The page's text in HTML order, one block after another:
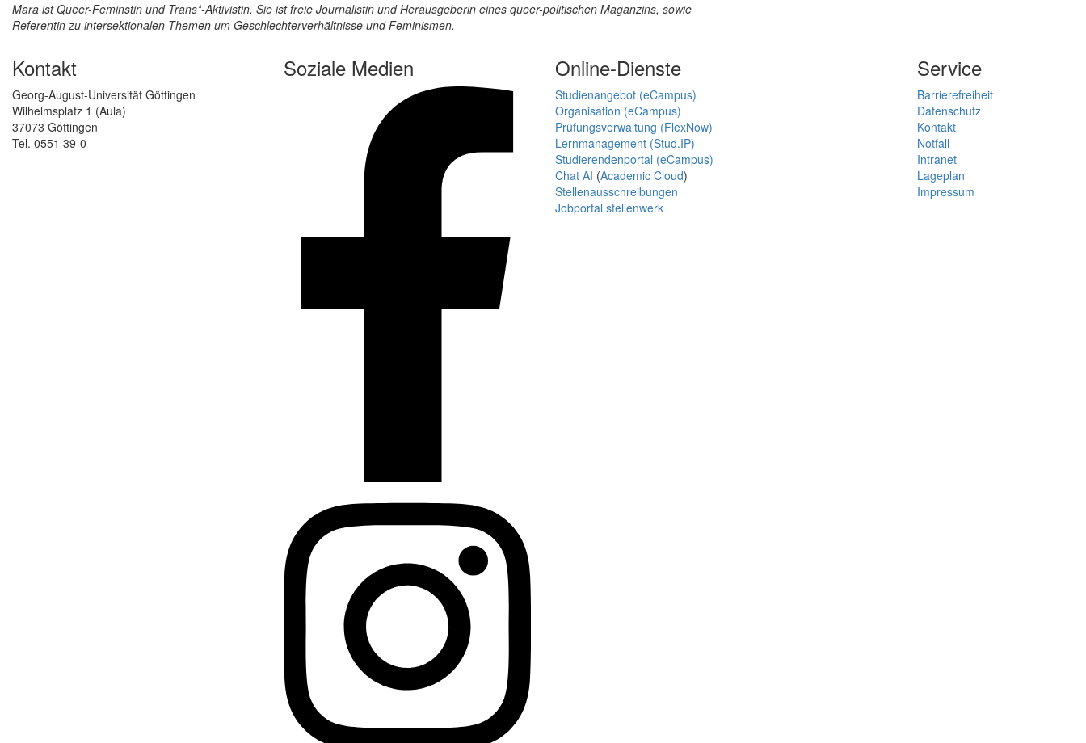
Mara ist Queer-Feminstin und Trans*-Aktivistin. Sie ist freie Journalistin und Herausgeberin eines queer-politischen Maganzins, sowie
Referentin zu intersektionalen Themen um Geschlechterverhältnisse und Feminismen.
Kontakt
Georg-August-Universität Göttingen
Wilhelmsplatz 1 (Aula)
37073 Göttingen
Tel. 0551 39-0
Soziale Medien Online-Dienste
Studienangebot (eCampus)
Organisation (eCampus)
Prüfungsverwaltung (FlexNow)
Lernmanagement (Stud.IP)
Studierendenportal (eCampus)
Chat AI (Academic Cloud)
Stellenausschreibungen
Jobportal stellenwerk
Service
Barrierefreiheit
Datenschutz
Kontakt
Notfall
Intranet
Lageplan
Impressum